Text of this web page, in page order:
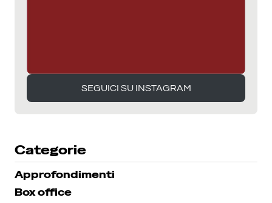
SEGUICI SU INSTAGRAM
Categorie
Approfondimenti
Box office